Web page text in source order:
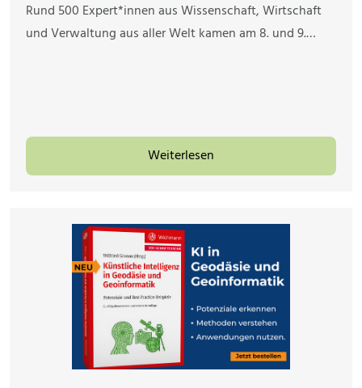
Rund 500 Expert*innen aus Wissenschaft, Wirtschaft
und Verwaltung aus aller Welt kamen am 8. und 9.…
Weiterlesen